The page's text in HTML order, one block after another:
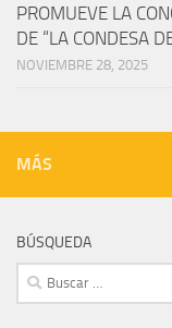
PROMUEVE LA
DE “LA CONDESA
NOVIEMBRE 28, 2025
MÁS
BÚSQUEDA
Buscar: